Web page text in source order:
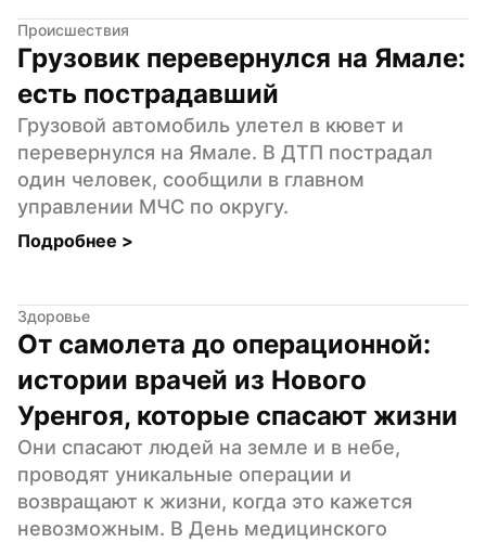
Происшествия
Грузовик перевернулся на Ямале:
есть пострадавший
Грузовой автомобиль улетел в кювет и
перевернулся на Ямале. В ДТП пострадал
один человек, сообщили в главном
управлении МЧС по округу.
Подробнее >
Здоровье
От самолета до операционной:
истории врачей из Нового
Уренгоя, которые спасают жизни
Они спасают людей на земле и в небе,
проводят уникальные операции и
возвращают к жизни, когда это кажется
невозможным. В День медицинского